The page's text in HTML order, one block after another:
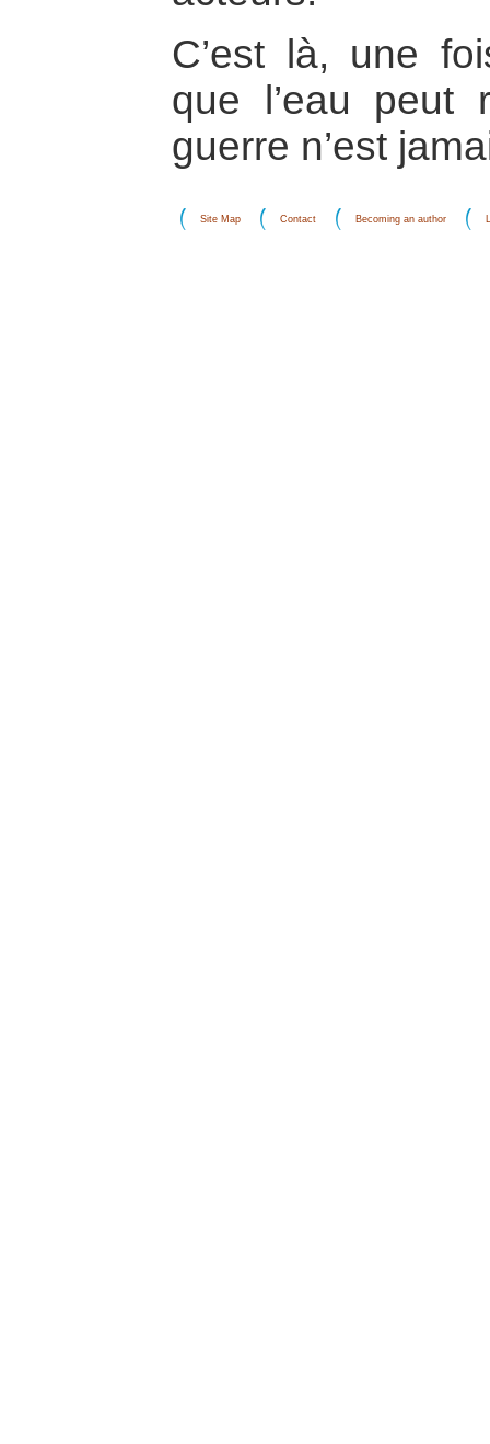
C’est là, une
que l’eau peut
guerre n’est
Site Map Contact Becoming an author